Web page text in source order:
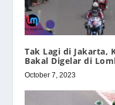
Tak Lagi di Jakarta,
Bakal Digelar di
October 7, 2023